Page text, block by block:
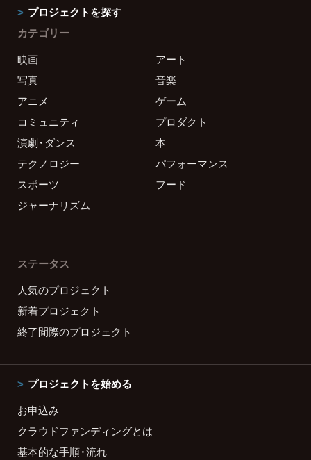
プロジェクトを探す
カテゴリー
映画
アート
写真
音楽
アニメ
ゲーム
コミュニティ
プロダクト
演劇・ダンス
本
テクノロジー
パフォーマンス
スポーツ
フード
ジャーナリズム
ステータス
人気のプロジェクト
新着プロジェクト
終了間際のプロジェクト
プロジェクトを始める
お申込み
クラウドファンディングとは
基本的な手順・流れ